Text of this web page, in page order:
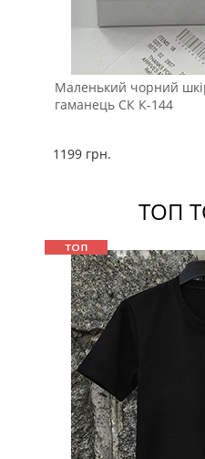
Маленький чорний
гаманець СК К-144
1199 грн.
ТОП